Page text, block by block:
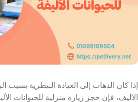
إذا كان الذهاب إلى العيادة البيطرية
الأليف، فإن حجز زيارة منزلية للحيوانات